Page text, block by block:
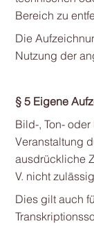
Bereich zu
Die
Nutzung der
§ 5 Eigene
Bild-, Ton-
Veranstaltung
ausdrückliche
V. nicht
Dies gilt auch